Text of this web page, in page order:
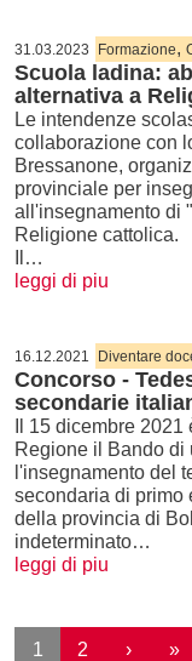
31.03.2023 Formazione,
Scuola ladina:
alternativa a
Le intendenze
collaborazione con
Bressanone,
provinciale per
all'insegnamento di
Religione cattolica.
Il…
leggi di piu
16.12.2021 Diventare
Concorso -
secondarie
Il 15 dicembre
Regione il Bando di
l'insegnamento del
secondaria di primo
della provincia di
indeterminato…
leggi di piu
Paginazione
1 2 ›Pagina
»